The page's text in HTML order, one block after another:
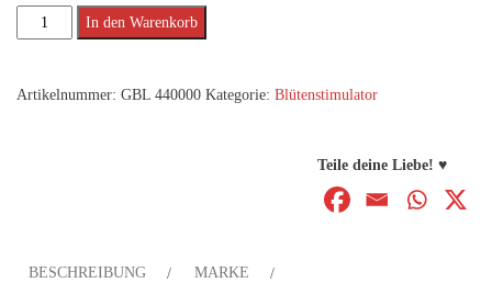
Fast
In den Warenkorb
Artikelnummer: GBL 440000 Kategorie: Blütenstimulator
Teile deine Liebe! ♥
BESCHREIBUNG MARKE